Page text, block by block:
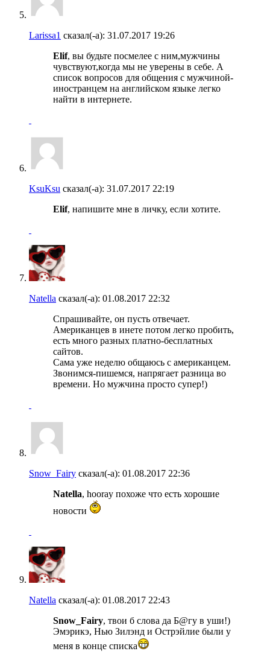
Larissa1 сказал(-а): 31.07.2017 19:26
Elif, вы будьте посмелее с ним,мужчины
чувствуют,когда мы не уверены в себе. А
список вопросов для общения с мужчиной-
иностранцем на английском языке легко
найти в интернете.
KsuKsu сказал(-а): 31.07.2017 22:19
Elif, напишите мне в личку, если хотите.
Natella сказал(-а): 01.08.2017 22:32
Спрашивайте, он пусть отвечает.
Американцев в инете потом легко пробить,
есть много разных платно-бесплатных
сайтов.
Сама уже неделю общаюсь с американцем.
Звонимся-пишемся, напрягает разница во
времени. Но мужчина просто супер!)
Snow_Fairy сказал(-а): 01.08.2017 22:36
Natella, hooray похоже что есть хорошие
новости
Natella сказал(-а): 01.08.2017 22:43
Snow_Fairy, твои б слова да Б@гу в уши!)
Эмэрикэ, Нью Зилэнд и Острэйлие были у
меня в конце списка